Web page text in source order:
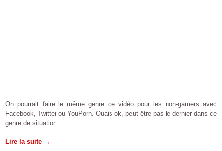
On pourrait faire le même genre de vidéo pour les non-gamers avec
Facebook, Twitter ou YouPorn. Ouais ok, peut être pas le dernier dans ce
genre de situation.
Lire la suite →